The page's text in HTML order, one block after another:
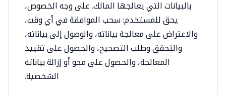
بالبيانات التي يعالجها المالك. على وجه الخصوص،
يحق للمستخدم: سحب الموافقة في أي وقت،
والاعتراض على معالجة بياناته، والوصول إلى بياناته،
والتحقق وطلب التصحيح، والحصول على تقييد
المعالجة، والحصول على محو أو إزالة بياناته
الشخصية.